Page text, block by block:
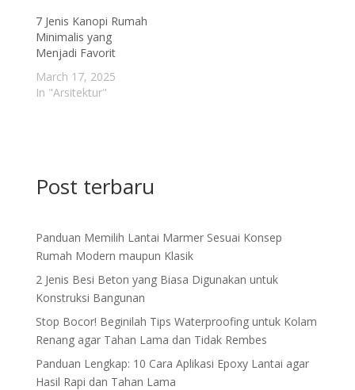
7 Jenis Kanopi Rumah
Minimalis yang
Menjadi Favorit
March 17, 2025
In "Arsitektur"
Post terbaru
Panduan Memilih Lantai Marmer Sesuai Konsep
Rumah Modern maupun Klasik
2 Jenis Besi Beton yang Biasa Digunakan untuk
Konstruksi Bangunan
Stop Bocor! Beginilah Tips Waterproofing untuk Kolam
Renang agar Tahan Lama dan Tidak Rembes
Panduan Lengkap: 10 Cara Aplikasi Epoxy Lantai agar
Hasil Rapi dan Tahan Lama